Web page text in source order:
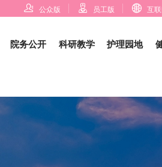
 公众版  员工版  互
院务公开 科研教学 护理园地